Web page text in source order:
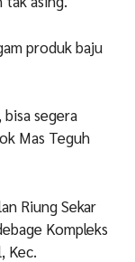
produk baju
bisa segera
Mas Teguh
Riung Sekar
Kompleks
Kec.